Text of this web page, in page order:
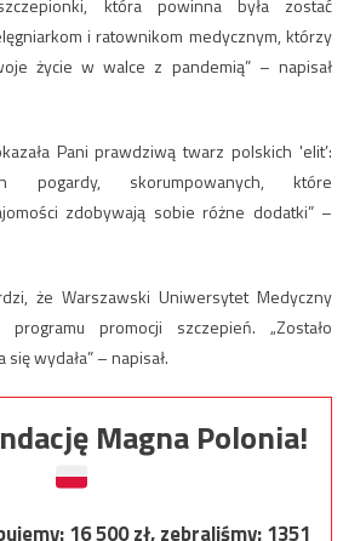
i ratownikom medycznym, którzy
życie w walce z pandemią” – napisał
Pani prawdziwą twarz polskich 'elit’:
pogardy, skorumpowanych, które
zdobywają sobie różne dodatki” –
że Warszawski Uniwersytet Medyczny
promocji szczepień. „Zostało
wydała” – napisał.
Magna Polonia!
16 500zł, zebraliśmy:1351